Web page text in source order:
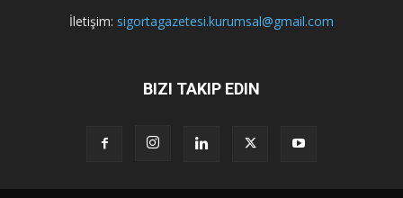
İletişim: sigortagazetesi.kurumsal@gmail.com
BIZI TAKIP EDIN